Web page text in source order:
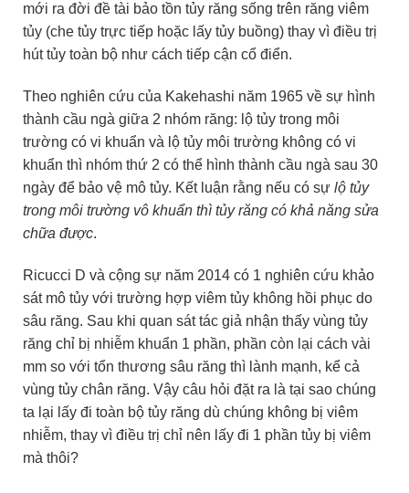
mới ra đời đề tài bảo tồn tủy răng sống trên răng viêm
tủy (che tủy trực tiếp hoặc lấy tủy buồng) thay vì điều trị
hút tủy toàn bộ như cách tiếp cận cổ điển.
Theo nghiên cứu của Kakehashi năm 1965 về sự hình
thành cầu ngà giữa 2 nhóm răng: lộ tủy trong môi
trường có vi khuẩn và lộ tủy môi trường không có vi
khuẩn thì nhóm thứ 2 có thể hình thành cầu ngà sau 30
ngày để bảo vệ mô tủy. Kết luận rằng nếu có sự lộ tủy
trong môi trường vô khuẩn thì tủy răng có khả năng sửa
chữa được.
Ricucci D và cộng sự năm 2014 có 1 nghiên cứu khảo
sát mô tủy với trường hợp viêm tủy không hồi phục do
sâu răng. Sau khi quan sát tác giả nhận thấy vùng tủy
răng chỉ bị nhiễm khuẩn 1 phần, phần còn lại cách vài
mm so với tổn thương sâu răng thì lành mạnh, kể cả
vùng tủy chân răng. Vậy câu hỏi đặt ra là tại sao chúng
ta lại lấy đi toàn bộ tủy răng dù chúng không bị viêm
nhiễm, thay vì điều trị chỉ nên lấy đi 1 phần tủy bị viêm
mà thôi?